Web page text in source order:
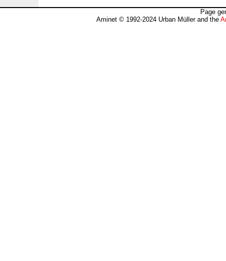
Page
Aminet © 1992-2024 Urban Müller and the